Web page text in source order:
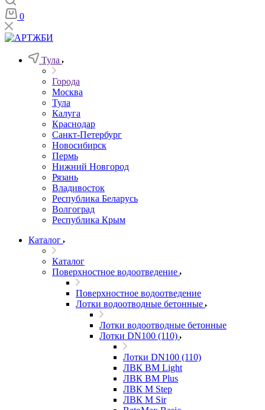
0
Тула
Города
Москва
Тула
Калуга
Краснодар
Санкт-Петербург
Новосибирск
Пермь
Нижний Новгород
Рязань
Владивосток
Республика Беларусь
Волгоград
Республика Крым
Каталог
Каталог
Поверхностное водоотведение
Поверхностное водоотведение
Лотки водоотводные бетонные
Лотки водоотводные бетонные
Лотки DN100 (110)
Лотки DN100 (110)
ЛВК ВМ Light
ЛВК ВМ Plus
ЛВК М Step
ЛВК М Sir